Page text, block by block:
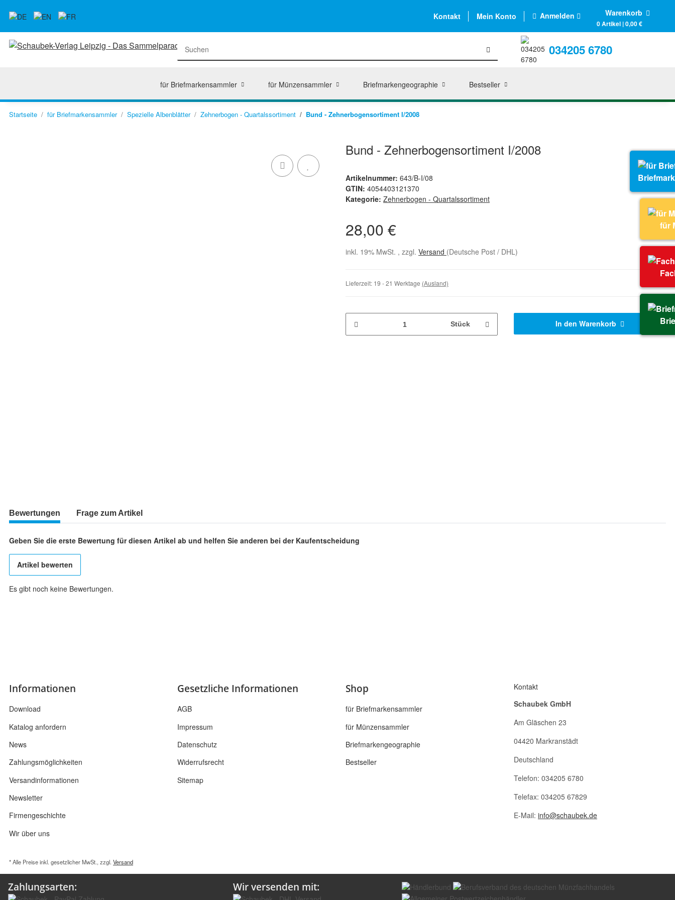
Kontakt Mein Konto Anmelden Warenkorb
0 Artikel | 0,00 €
034205 6780
für Briefmarkensammler für Münzensammler Briefmarkengeographie Bestseller
Startseite für Briefmarkensammler Spezielle Albenblätter Zehnerbogen - Quartalssortiment Bund - Zehnerbogensortiment I/2008
Bund - Zehnerbogensortiment I/2008
Artikelnummer: 643/B-I/08
GTIN: 4054403121370
Kategorie: Zehnerbogen - Quartalssortiment
28,00 €
inkl. 19% MwSt. , zzgl. Versand (Deutsche Post / DHL)
Lieferzeit: 19 - 21 Werktage (Ausland)
Stück In den Warenkorb
Bewertungen Frage zum Artikel
Geben Sie die erste Bewertung für diesen Artikel ab und helfen Sie anderen bei der Kaufentscheidung
Artikel bewerten
Es gibt noch keine Bewertungen.
Informationen
Download
Katalog anfordern
News
Zahlungsmöglichkeiten
Versandinformationen
Newsletter
Firmengeschichte
Wir über uns
Gesetzliche Informationen
AGB
Impressum
Datenschutz
Widerrufsrecht
Sitemap
Shop
für Briefmarkensammler
für Münzensammler
Briefmarkengeographie
Bestseller
Kontakt
Schaubek GmbH
Am Gläschen 23
04420 Markranstädt
Deutschland
Telefon: 034205 6780
Telefax: 034205 67829
E-Mail: info@schaubek.de
* Alle Preise inkl. gesetzlicher MwSt., zzgl. Versand
Zahlungsarten: Wir versenden mit:
für